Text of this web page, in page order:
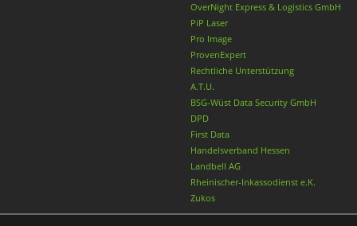
OverNight Express & Logistics GmbH
PiP Laser
Pro Image
ProvenExpert
Rechtliche Unterstützung
A.T.U.
BSG-Wüst Data Security GmbH
DPD
First Data
Handelsverband Hessen
Landbell AG
Rheinischer-Inkassodienst e.K.
Zukos